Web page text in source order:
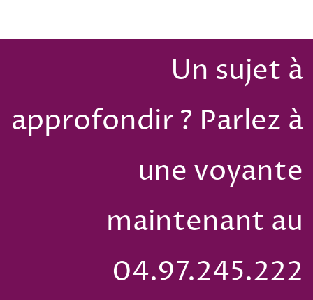
Un sujet à
approfondir ? Parlez à
une voyante
maintenant au
04.97.245.222